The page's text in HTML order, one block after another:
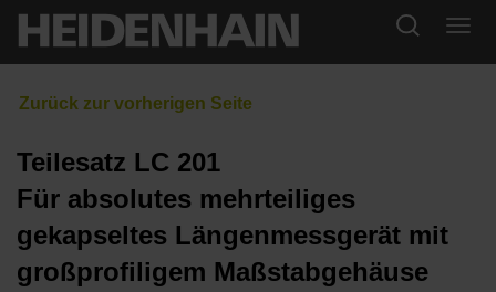
Teilesatz LC 201
Für absolutes mehrteiliges
gekapseltes Längenmessgerät mit
großprofiligem Maßstabgehäuse